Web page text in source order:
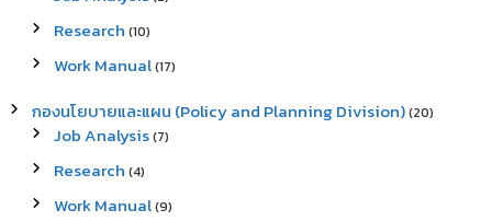
Research (10)
Work Manual(17)
กองนโยบายและแผน (Policy and Planning Division)(20)
Job Analysis(7)
Research (4)
Work Manual(9)